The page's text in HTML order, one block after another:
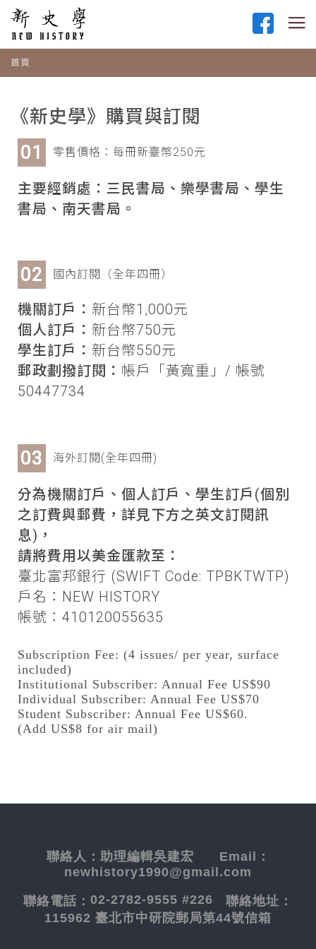
首頁
《新史學》購買與訂閱
零售價格：每冊新臺幣250元
主要經銷處：三民書局、樂學書局、學生
書局、南天書局。
國內訂閱（全年四冊）
機關訂戶： 新台幣1,000元
個人訂戶： 新台幣750元
學生訂戶： 新台幣550元
郵政劃撥訂閱： 帳戶「黃寬重」/ 帳號
50447734
海外訂閱(全年四冊)
分為機關訂戶、個人訂戶、學生訂戶(個別
之訂費與郵費，詳見下方之英文訂閱訊
息)，
請將費用以美金匯款至：
臺北富邦銀行 (SWIFT Code: TPBKTWTP)
戶名：NEW HISTORY
帳號：410120055635
Subscription Fee: (4 issues/ per year, surface
included)
Institutional Subscriber: Annual Fee US$90
Individual Subscriber: Annual Fee US$70
Student Subscriber: Annual Fee US$60.
(Add US$8 for air mail)
聯絡人： 助理編輯吳建宏 Email：
newhistory1990@gmail.com
聯絡電話： 02-2782-9555 #226 聯絡地址：
115962 臺北市中研院郵局第44號信箱